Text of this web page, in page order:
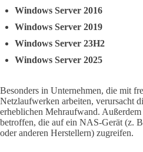
Windows Server 2016
Windows Server 2019
Windows Server 23H2
Windows Server 2025
Besonders in Unternehmen, die mit
Netzlaufwerken arbeiten, verursacht
erheblichen Mehraufwand.
betroffen, die auf ein NAS-Gerät (z.
oder anderen Herstellern) zugreifen.